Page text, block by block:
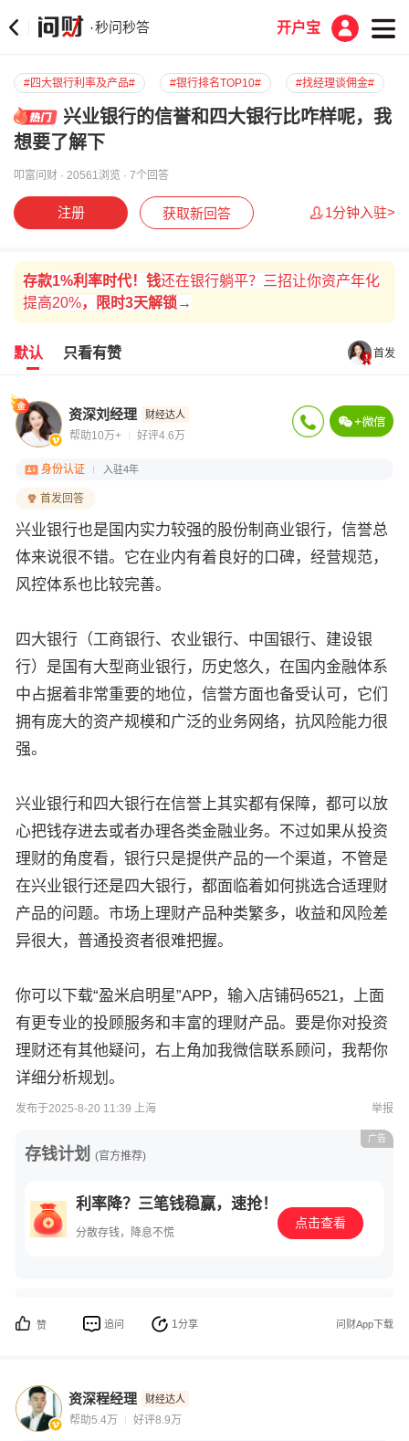
·秒问秒答 开户宝
#四大银行利率及产品# #银行排名TOP10# #找经理谈佣金#
兴业银行的信誉和四大银行比咋样呢，我
想要了解下
叩富问财 · 20561浏览 · 7个回答
注册 获取新回答 1分钟入驻>
存款1%利率时代！ 钱还在银行躺平？三招让你资产年化
提高20%， 限时3天解锁→
默认 只看有赞 首发
资深刘经理 财经达人
帮助10万+ 好评4.6万
身份认证 入驻4年
首发回答
兴业银行也是国内实力较强的股份制商业银行，信誉总
体来说很不错。它在业内有着良好的口碑，经营规范，
风控体系也比较完善。
四大银行（工商银行、农业银行、中国银行、建设银
行）是国有大型商业银行，历史悠久，在国内金融体系
中占据着非常重要的地位，信誉方面也备受认可，它们
拥有庞大的资产规模和广泛的业务网络，抗风险能力很
强。
兴业银行和四大银行在信誉上其实都有保障，都可以放
心把钱存进去或者办理各类金融业务。不过如果从投资
理财的角度看，银行只是提供产品的一个渠道，不管是
在兴业银行还是四大银行，都面临着如何挑选合适理财
产品的问题。市场上理财产品种类繁多，收益和风险差
异很大，普通投资者很难把握。
你可以下载“盈米启明星”APP，输入店铺码6521，上面
有更专业的投顾服务和丰富的理财产品。要是你对投资
理财还有其他疑问，右上角加我微信联系顾问，我帮你
详细分析规划。
发布于2025-8-20 11:39 上海 举报
存钱计划 (官方推荐)
利率降？三笔钱稳赢，速抢！
分散存钱，降息不慌
点击查看
广告
赞 追问 1分享 问财App下载
资深程经理 财经达人
帮助5.4万 好评8.9万